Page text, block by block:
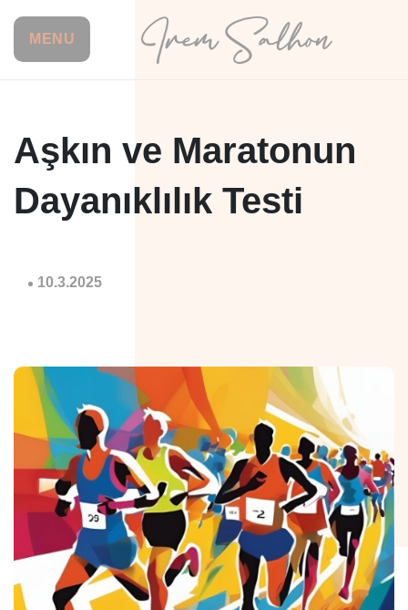
MENU
Aşkın ve Maratonun
Dayanıklılık Testi
10.3.2025